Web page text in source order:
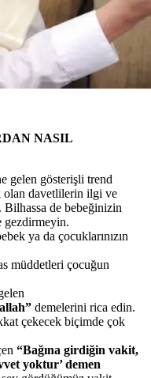
NASIL
gelen gösterişli trend
olan davetlilerin ilgi ve
Bilhassa de bebeğinizin
gezdirmeyin.
ya da çocuklarınızın
müddetleri çocuğun
demelerini rica edin.
çekecek biçimde çok
“Bağına girdiğin vakit,
yoktur’ demen